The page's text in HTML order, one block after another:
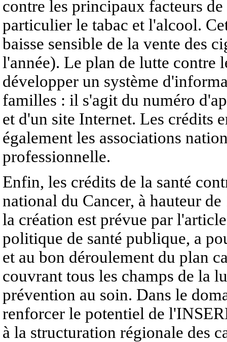
contre les principaux facteurs de
particulier le tabac et l'alcool.
baisse sensible de la vente des
l'année). Le plan de lutte contre
développer un système
familles : il s'agit du numéro
et d'un site Internet. Les crédits
également les associations
professionnelle.
Enfin, les crédits de la santé
national du Cancer, à hauteur
la création est prévue par
politique de santé publique, a
et au bon déroulement du plan
couvrant tous les champs de la
prévention au soin. Dans le
renforcer le potentiel de
à la structuration régionale des